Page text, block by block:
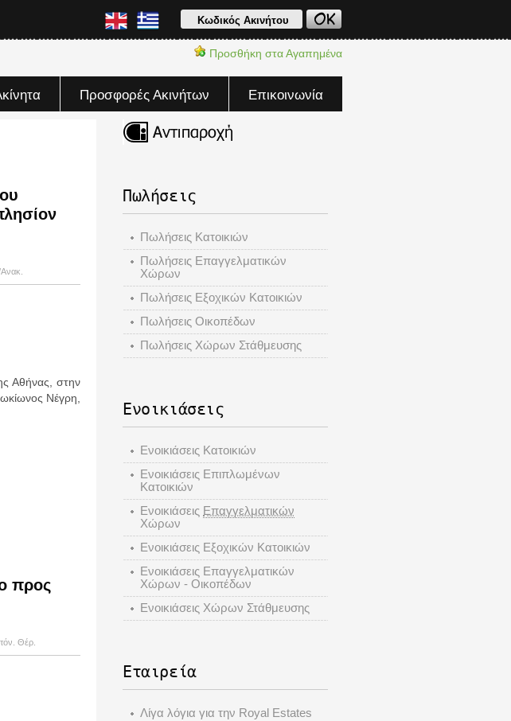
Προσθήκη στα Αγαπημένα
Προσφορές Ακινήτων Επικοινωνία
Πωλήσεις
Πωλήσεις Κατοικιών
Πωλήσεις Επαγγελματικών
Χώρων
Πωλήσεις Εξοχικών Kατοικιών
Πωλήσεις Οικοπέδων
Πωλήσεις Χώρων Στάθμευσης
Ενοικιάσεις
Ενοικιάσεις Κατοικιών
Ενοικιάσεις Επιπλωμένων
Κατοικιών
Ενοικιάσεις Επαγγελματικών
Χώρων
Ενοικιάσεις Εξοχικών Κατοικιών
Ενοικιάσεις Επαγγελματικών
Χώρων - Οικοπέδων
Ενοικιάσεις Χώρων Στάθμευσης
Εταιρεία
Λίγα λόγια για την Royal Estates
Αθήνας, στην
Νέγρη,
προς
Θέρ.